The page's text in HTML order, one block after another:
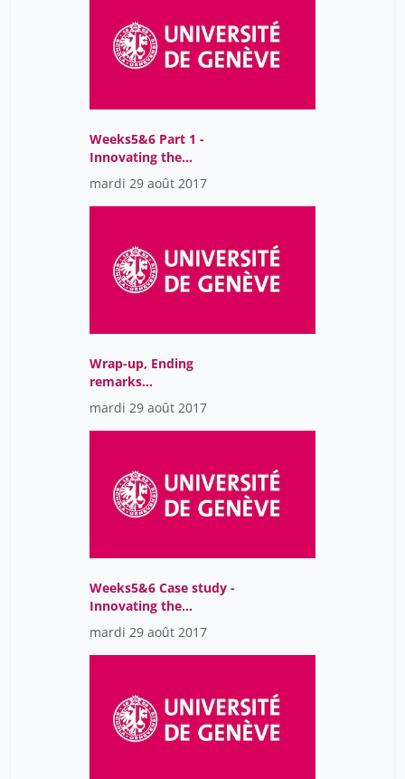
Weeks5&6 Part 1 -
Innovating the
Organization Design
(EMBA_OD_Menz)
mardi 29 août 2017
Wrap-up, Ending
remarks
(EMBA_OD_Menz)
mardi 29 août 2017
Weeks5&6 Case study -
Innovating the
Organization Design at
Oticon (EMBA_OD_Menz)
(1)
mardi 29 août 2017